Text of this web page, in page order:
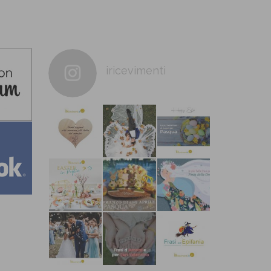
iricevimenti